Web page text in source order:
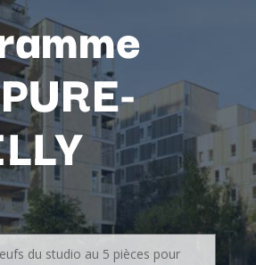
du studio au 5 pièces pour